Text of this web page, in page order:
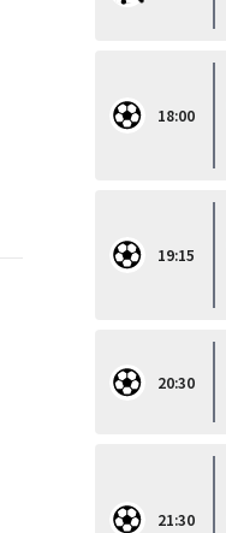
18:00
19:15
20:30
21:30